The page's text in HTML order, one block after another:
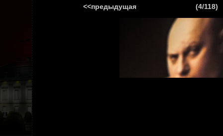
<<предыдущая (4/118)